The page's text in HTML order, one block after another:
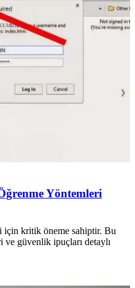
Yöntemleri
için kritik öneme sahiptir. Bu
ve güvenlik ipuçları detaylı